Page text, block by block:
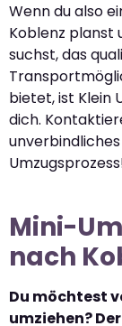
Wenn du also
Koblenz planst
suchst, das
bietet, ist Klein
dich.
Mini-
nach
Du möchtest
umziehen?